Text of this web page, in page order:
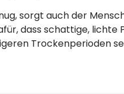
sorgt auch der
dass schattige, lichte
Trockenperioden